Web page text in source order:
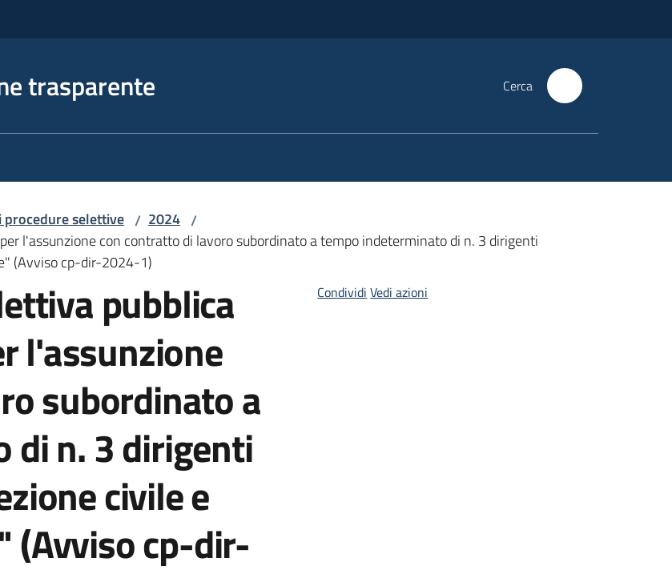
trasparente Cerca
procedure selettive / 2024 /
l'assunzione con contratto di lavoro subordinato a tempo indeterminato di n. 3 dirigenti
(Avviso cp-dir-2024-1)
pubblica
l'assunzione
subordinato a
di n. 3 dirigenti
civile e
(Avviso cp-dir-
Condividi Vedi azioni